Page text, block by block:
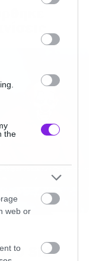
party tags to
in below Google
the
web or
to
και
είναι ότι
θα
Sid